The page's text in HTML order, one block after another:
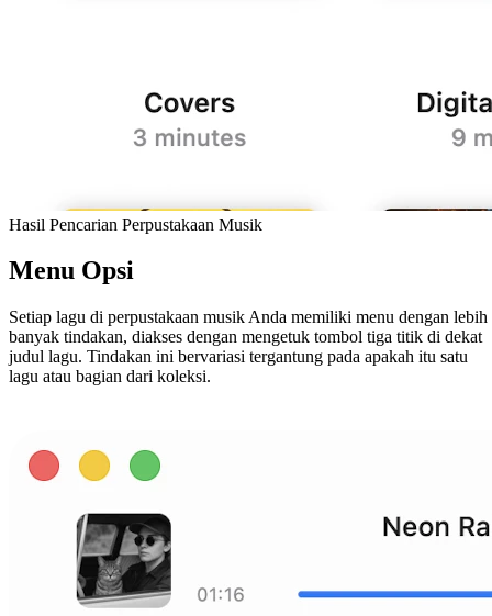
Hasil Pencarian Perpustakaan Musik
Menu Opsi
Setiap lagu di perpustakaan musik Anda memiliki menu dengan lebih
banyak tindakan, diakses dengan mengetuk tombol tiga titik di dekat
judul lagu. Tindakan ini bervariasi tergantung pada apakah itu satu
lagu atau bagian dari koleksi.